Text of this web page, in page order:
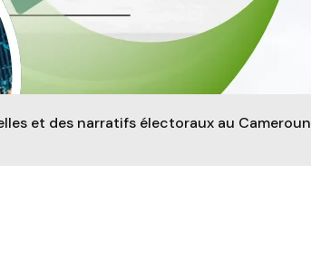
et des narratifs électoraux au Cameroun